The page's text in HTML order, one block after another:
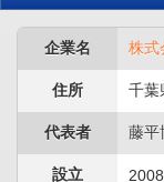
企業名 株
住所 千葉
代表者 藤平
設立